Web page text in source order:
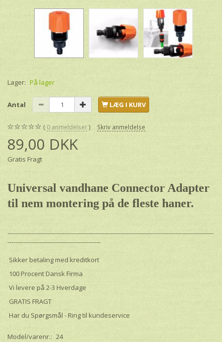
Lager: På lager
Antal LÆG I KURV
0 anmeldelser Skriv anmeldelse
89,00 DKK
Gratis Fragt
Universal vandhane Connector Adapter
til nem montering på de fleste haner.
--------------------------------------------------------------------------------------------------------
-----------------------------------------------
Sikker betaling med kreditkort
100 Procent Dansk Firma
Vi levere på 2-3 Hverdage
GRATIS FRAGT
Har du Spørgsmål - Ring til kundeservice
Model/varenr.: 24